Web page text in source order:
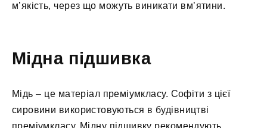
м’якість, через що можуть виникати вм’ятини.
Мідна підшивка
Мідь – це матеріал преміумкласу. Софіти з цієї
сировини використовуються в будівництві
преміумкласу. Мідну підшивку рекомендують